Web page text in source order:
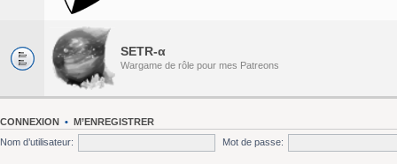
SETR-α
Wargame de rôle pour mes Patreons
CONNEXION • M’ENREGISTRER
Nom d’utilisateur:
Mot de passe: